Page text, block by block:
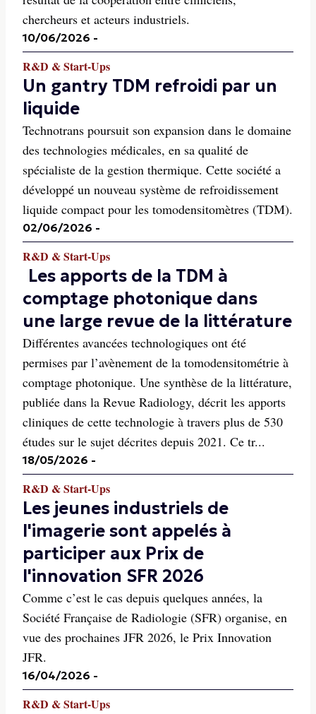
chercheurs et acteurs industriels.
10/06/2026 -
R&D & Start-Ups
Un gantry TDM refroidi par un
liquide
Technotrans poursuit son expansion dans le domaine
des technologies médicales, en sa qualité de
spécialiste de la gestion thermique. Cette société a
développé un nouveau système de refroidissement
liquide compact pour les tomodensitomètres (TDM).
02/06/2026 -
R&D & Start-Ups
Les apports de la TDM à
comptage photonique dans
une large revue de la littérature
Différentes avancées technologiques ont été
permises par l’avènement de la tomodensitométrie à
comptage photonique. Une synthèse de la littérature,
publiée dans la Revue Radiology, décrit les apports
cliniques de cette technologie à travers plus de 530
études sur le sujet décrites depuis 2021. Ce tr...
18/05/2026 -
R&D & Start-Ups
Les jeunes industriels de
l'imagerie sont appelés à
participer aux Prix de
l'innovation SFR 2026
Comme c’est le cas depuis quelques années, la
Société Française de Radiologie (SFR) organise, en
vue des prochaines JFR 2026, le Prix Innovation
JFR.
16/04/2026 -
R&D & Start-Ups